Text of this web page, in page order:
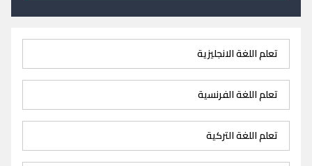
تعلم اللغة الانجليزية
تعلم اللغة الفرنسية
تعلم اللغة التركية